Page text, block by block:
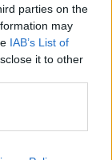
parties on the
may
IAB’s List of
it to other